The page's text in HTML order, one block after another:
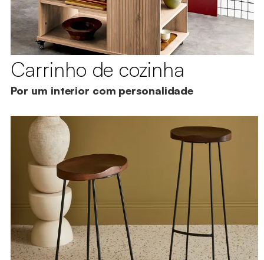
Carrinho de cozinha
Por um interior com personalidade